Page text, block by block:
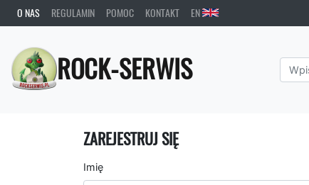
O NAS REGULAMIN POMOC KONTAKT EN
ROCK-SERWIS
ZAREJESTRUJ SIĘ
Imię